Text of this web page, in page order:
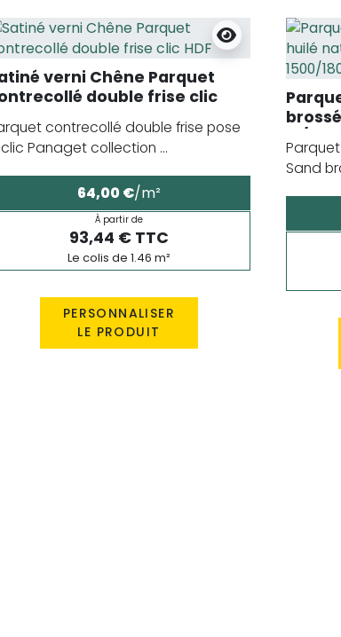
verni Chêne Parquet
double frise clic
contrecollé double frise pose
Panaget collection ...
64,00 €/m²
À partir de
93,44 € TTC
Le colis de 1.46 m²
PERSONNALISER
LE PRODUIT
12/
Sand